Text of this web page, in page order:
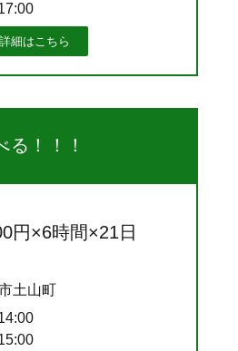
詳細はこちら
る！！！
円×6時間×21日
土山町